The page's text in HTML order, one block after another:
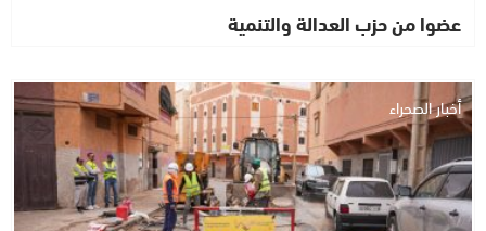
عضوا من حزب العدالة والتنمية
أخبار الصحراء